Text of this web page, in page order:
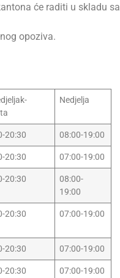
će raditi u skladu sa
opoziva.
Nedjelja
20:30 08:00-19:00
20:30 07:00-19:00
20:30
08:00-
19:00
20:30 07:00-19:00
20:30 07:00-19:00
20:30 07:00-19:00